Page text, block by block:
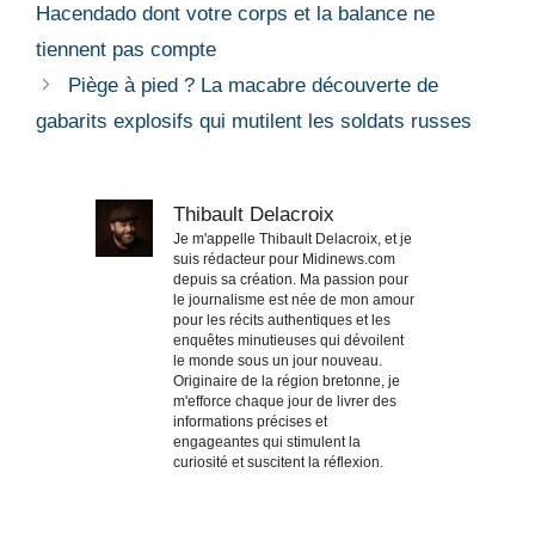
Hacendado dont votre corps et la balance ne
tiennent pas compte
Piège à pied ? La macabre découverte de
gabarits explosifs qui mutilent les soldats russes
Thibault Delacroix
Je m'appelle Thibault Delacroix, et je
suis rédacteur pour Midinews.com
depuis sa création. Ma passion pour
le journalisme est née de mon amour
pour les récits authentiques et les
enquêtes minutieuses qui dévoilent
le monde sous un jour nouveau.
Originaire de la région bretonne, je
m'efforce chaque jour de livrer des
informations précises et
engageantes qui stimulent la
curiosité et suscitent la réflexion.